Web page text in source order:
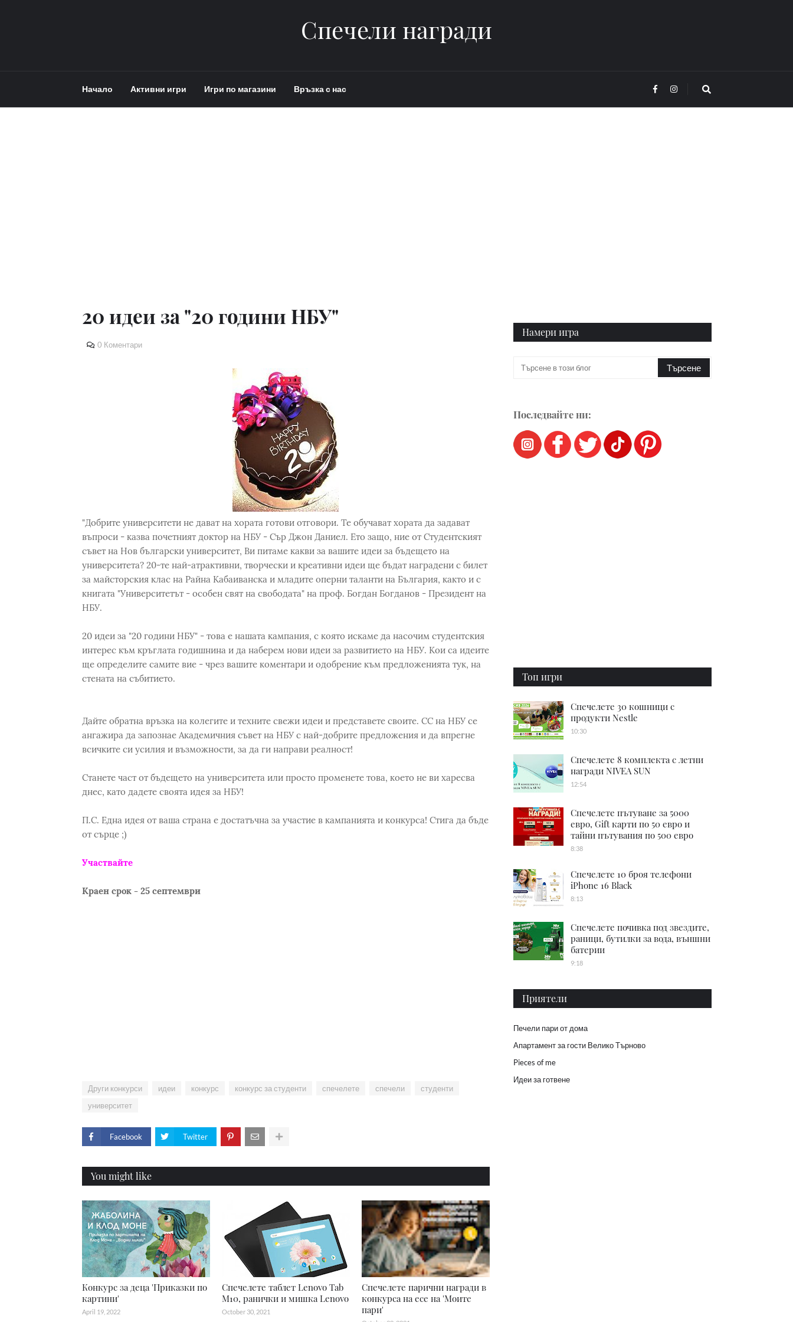
Спечели награди
Начало Активни игри Игри по магазини Връзка с нас
20 идеи за "20 години НБУ"
0 Коментари
"Добрите университети не дават на хората готови отговори. Те обучават хората да задават
въпроси - казва почетният доктор на НБУ - Сър Джон Даниел. Ето защо, ние от Студентският
съвет на Нов български университет, Ви питаме какви за вашите идеи за бъдещето на
университета? 20-те най-атрактивни, творчески и креативни идеи ще бъдат наградени с билет
за майсторския клас на Райна Кабаиванска и младите оперни таланти на България, както и с
книгата "Университетът - особен свят на свободата" на проф. Богдан Богданов - Президент на
НБУ.
20 идеи за "20 години НБУ" - това е нашата кампания, с която искаме да насочим студентския
интерес към кръглата годишнина и да наберем нови идеи за развитието на НБУ. Кои са идеите
ще определите самите вие - чрез вашите коментари и одобрение към предложенията тук, на
стената на събитието.
Дайте обратна връзка на колегите и техните свежи идеи и представете своите. СС на НБУ се
ангажира да запознае Академичния съвет на НБУ с най-добрите предложения и да впрегне
всичките си усилия и възможности, за да ги направи реалност!
Станете част от бъдещето на университета или просто променете това, което не ви харесва
днес, като дадете своята идея за НБУ!
П.С. Една идея от ваша страна е достатъчна за участие в кампанията и конкурса! Стига да бъде
от сърце ;)
Участвайте
Краен срок - 25 септември
Други конкурси идеи конкурс конкурс за студенти спечелете спечели
студенти
университет
Facebook Twitter
You might like
Конкурс за деца 'Приказки по
картини'
April 19, 2022
Спечелете таблет Lenovo Tab
M10, ранички и мишка Lenovo
October 30, 2021
Спечелете парични награди в
конкурса на есе на 'Моите
пари'
Намери игра
Последвайте ни:
Топ игри
Спечелете 30 кошници с
продукти Nestle
10:30
Спечелете 8 комплекта с летни
награди NIVEA SUN
12:54
Спечелете пътуване за 5000
евро, Gift карти по 50 евро и
тайни пътувания по 500 евро
8:38
Спечелете 10 броя телефони
iPhone 16 Black
8:13
Спечелете почивка под звездите,
раници, бутилки за вода, външни
батерии
9:18
Приятели
Печели пари от дома
Апартамент за гости Велико Търново
Pieces of me
Идеи за готвене